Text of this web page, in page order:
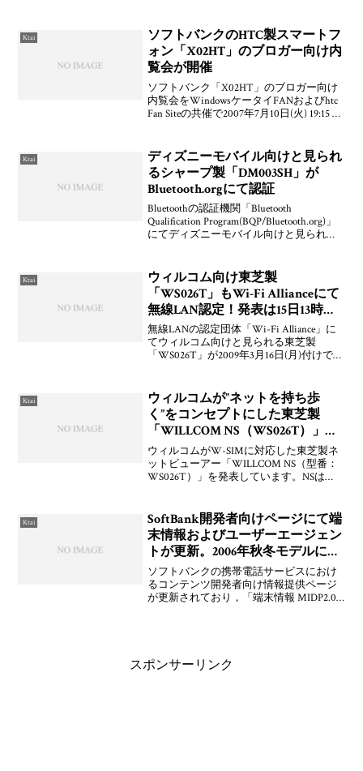
のほうが快適に表示でき好ましい。これ
はなにもケータイだけの
Ktai
ソフトバンクのHTC製スマートフ
ォン「X02HT」のブロガー向け内
覧会が開催
ソフトバンク「X02HT」のブロガー向け
内覧会をWindowsケータイFANおよびhtc
Fan Siteの共催で2007年7月10日(火) 19:15 ～
Ktai
ディズニーモバイル向けと見られ
るシャープ製「DM003SH」が
Bluetooth.orgにて認証
Bluetoothの認証機関「Bluetooth
Qualification Program(BQP/Bluetooth.org)」
にてディズニーモバイル向けと見られる
Ktai
ウィルコム向け東芝製
「WS026T」もWi-Fi Allianceにて
無線LAN認定！発表は15日13時か
ら
無線LANの認定団体「Wi-Fi Alliance」に
てウィルコム向けと見られる東芝製
「WS026T」が2009年3月16日(月)付けで認
まぁ，WS026
Ktai
ウィルコムが”ネットを持ち歩
く”をコンセプトにした東芝製
「WILLCOM NS（WS026T）」を
発表
ウィルコムがW-SIMに対応した東芝製ネ
ットビューアー「WILLCOM NS（型番：
WS026T）」を発表しています。NSは
の展開はしないとの
Ktai
SoftBank開発者向けページにて端
末情報およびユーザーエージェン
トが更新。2006年秋冬モデルに対
応
ソフトバンクの携帯電話サービスにおけ
るコンテンツ開発者向け情報提供ページ
が更新されており，「端末情報 MIDP2.0
スポンサーリンク